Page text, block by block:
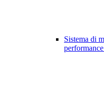
Sistema di
performance